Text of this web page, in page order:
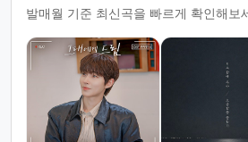
발매월 기준 최신곡을 빠르게 확인해보